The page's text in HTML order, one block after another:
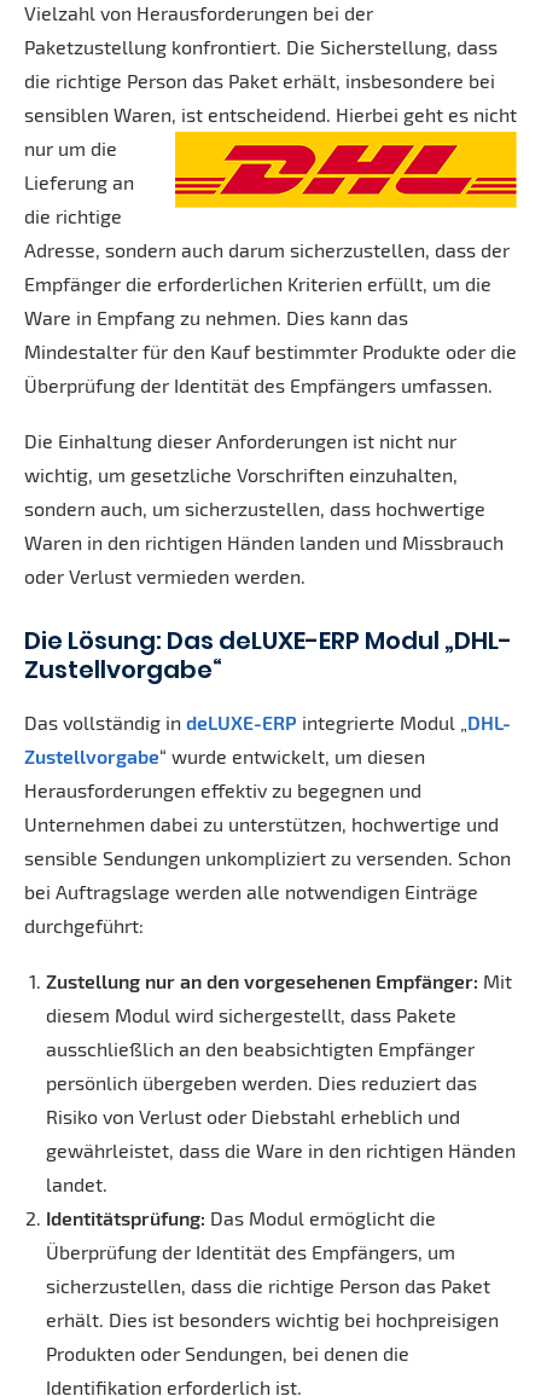
Vielzahl von Herausforderungen bei der
Paketzustellung konfrontiert. Die Sicherstellung, dass
die richtige Person das Paket erhält, insbesondere bei
sensiblen Waren, ist entscheidend. Hierbei geht es nicht
nur um die
Lieferung an
die richtige
Adresse, sondern auch darum sicherzustellen, dass der
Empfänger die erforderlichen Kriterien erfüllt, um die
Ware in Empfang zu nehmen. Dies kann das
Mindestalter für den Kauf bestimmter Produkte oder die
Überprüfung der Identität des Empfängers umfassen.
Die Einhaltung dieser Anforderungen ist nicht nur
wichtig, um gesetzliche Vorschriften einzuhalten,
sondern auch, um sicherzustellen, dass hochwertige
Waren in den richtigen Händen landen und Missbrauch
oder Verlust vermieden werden.
Die Lösung: Das deLUXE-ERP Modul „DHL-
Zustellvorgabe“
Das vollständig in deLUXE-ERP integrierte Modul „DHL-
Zustellvorgabe“ wurde entwickelt, um diesen
Herausforderungen effektiv zu begegnen und
Unternehmen dabei zu unterstützen, hochwertige und
sensible Sendungen unkompliziert zu versenden. Schon
bei Auftragslage werden alle notwendigen Einträge
durchgeführt:
Zustellung nur an den vorgesehenen Empfänger: Mit
diesem Modul wird sichergestellt, dass Pakete
ausschließlich an den beabsichtigten Empfänger
persönlich übergeben werden. Dies reduziert das
Risiko von Verlust oder Diebstahl erheblich und
gewährleistet, dass die Ware in den richtigen Händen
landet.
Identitätsprüfung: Das Modul ermöglicht die
Überprüfung der Identität des Empfängers, um
sicherzustellen, dass die richtige Person das Paket
erhält. Dies ist besonders wichtig bei hochpreisigen
Produkten oder Sendungen, bei denen die
Identifikation erforderlich ist.